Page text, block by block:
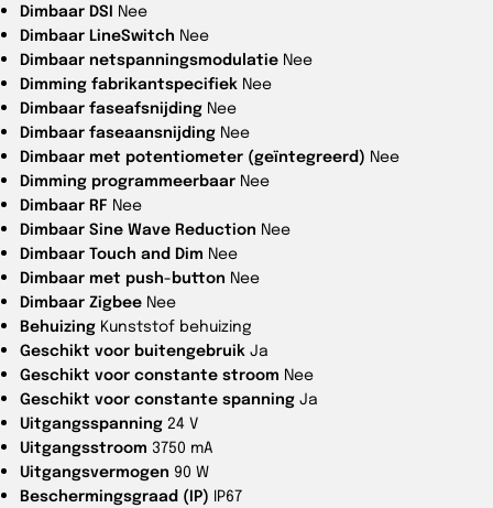
Dimbaar DSI Nee
Dimbaar LineSwitch Nee
Dimbaar netspanningsmodulatie Nee
Dimming fabrikantspecifiek Nee
Dimbaar faseafsnijding Nee
Dimbaar faseaansnijding Nee
Dimbaar met potentiometer (geïntegreerd) Nee
Dimming programmeerbaar Nee
Dimbaar RF Nee
Dimbaar Sine Wave Reduction Nee
Dimbaar Touch and Dim Nee
Dimbaar met push-button Nee
Dimbaar Zigbee Nee
Behuizing Kunststof behuizing
Geschikt voor buitengebruik Ja
Geschikt voor constante stroom Nee
Geschikt voor constante spanning Ja
Uitgangsspanning 24 V
Uitgangsstroom 3750 mA
Uitgangsvermogen 90 W
Beschermingsgraad (IP) IP67